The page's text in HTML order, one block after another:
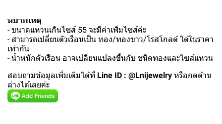
หมายเหตุ
- ขนาดแหวนเกินไซส์ 55 จะมีค่าเพิ่มไซส์ค่ะ
- สามารถเปลี่ยนตัวเรือนเป็น ทอง/ทองขาว/โรสโกลด์ ได้ในราคา
เท่ากัน
- น้ำหนักตัวเรือน อาจเปลี่ยนแปลงขึ้นกับ ชนิดทองและไซส์แหวน
สอบถามข้อมูลเพิ่มเติมได้ที่ Line ID : @Lnijewelry หรือกดด้าน
ล่างได้เลยค่ะ